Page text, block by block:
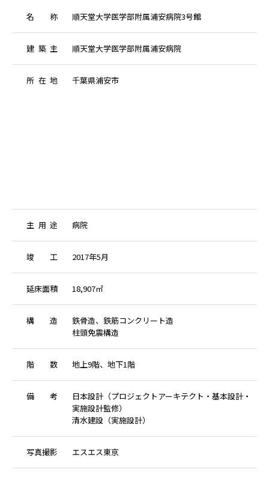
名 称 順天堂大学医学部附属浦安病院3号館
建 築 主 順天堂大学医学部附属浦安病院
所 在 地 千葉県浦安市
主 用 途 病院
竣 工 2017年5月
延床面積 18,907㎡
構 造
鉄骨造、鉄筋コンクリート造
柱頭免震構造
階 数 地上9階、地下1階
備 考
日本設計（プロジェクトアーキテクト・基本設計・
実施設計監修）
清水建設（実施設計）
写真撮影 エスエス東京